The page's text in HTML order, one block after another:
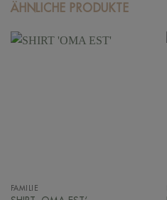
ÄHNLICHE PRODUKTE
FAMILIE